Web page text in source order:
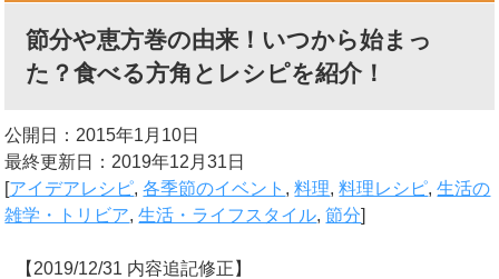
節分や恵方巻の由来！いつから始まっ
た？食べる方角とレシピを紹介！
公開日：2015年1月10日
最終更新日：2019年12月31日
[アイデアレシピ,各季節のイベント ,料理,料理レシピ,生活の
雑学・トリビア,生活・ライフスタイル,節分]
【2019/12/31 内容追記修正】